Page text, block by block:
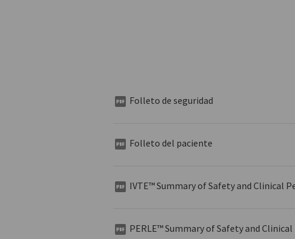
Folleto de seguridad
Folleto del paciente
IVTE™ Summary of Safety and Clinical
PERLE™ Summary of Safety and